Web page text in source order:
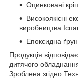
Оцинковані
Високоякісні
виробництва
Епоксидна
Продукція
дитячого
Зроблена згідно